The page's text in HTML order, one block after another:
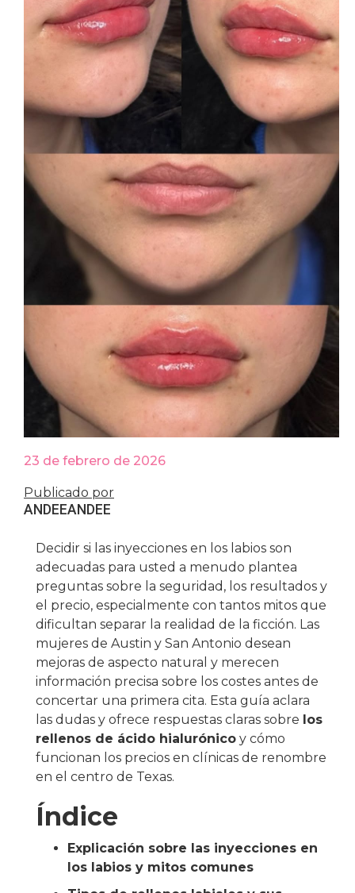
23 de febrero de 2026
Publicado por
ANDEEANDEE
Decidir si las inyecciones en los labios son
adecuadas para usted a menudo plantea
preguntas sobre la seguridad, los resultados y
el precio, especialmente con tantos mitos que
dificultan separar la realidad de la ficción. Las
mujeres de Austin y San Antonio desean
mejoras de aspecto natural y merecen
información precisa sobre los costes antes de
concertar una primera cita. Esta guía aclara
las dudas y ofrece respuestas claras sobre los
rellenos de ácido hialurónico y cómo
funcionan los precios en clínicas de renombre
en el centro de Texas.
Índice
Explicación sobre las inyecciones en
los labios y mitos comunes